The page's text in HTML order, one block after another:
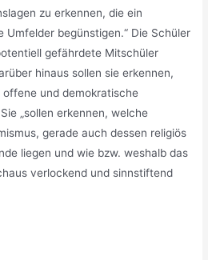
zu erkennen, die ein
Umfelder begünstigen.“ Die Schüler
gefährdete Mitschüler
hinaus sollen sie erkennen,
und demokratische
„sollen erkennen, welche
gerade auch dessen religiös
liegen und wie bzw. weshalb das
verlockend und sinnstiftend